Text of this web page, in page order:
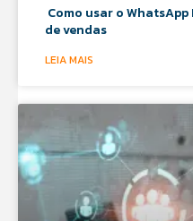
Como usar o
de vendas
LEIA MAIS